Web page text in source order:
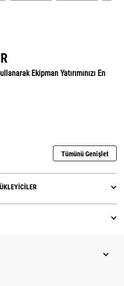
Ekipman Yatırımınızı En
Tümünü Genişlet